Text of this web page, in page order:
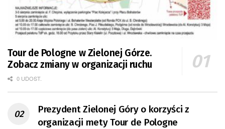
Tour de Pologne w Zielonej Górze.
Zobacz zmiany w organizacji ruchu
0 UDOST.
Prezydent Zielonej Góry o korzyści z
organizacji mety Tour de Pologne